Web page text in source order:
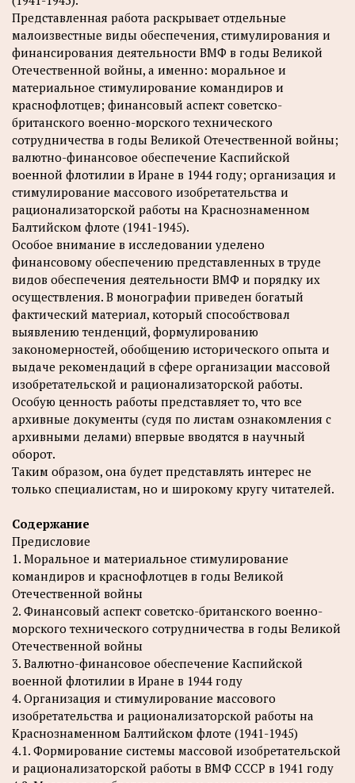
Представленная работа раскрывает отдельные
малоизвестные виды обеспечения, стимулирования и
финансирования деятельности ВМФ в годы Великой
Отечественной войны, а именно: моральное и
материальное стимулирование командиров и
краснофлотцев; финансовый аспект советско-
британского военно-морского технического
сотрудничества в годы Великой Отечественной войны;
валютно-финансовое обеспечение Каспийской
военной флотилии в Иране в 1944 году; организация и
стимулирование массового изобретательства и
рационализаторской работы на Краснознаменном
Балтийском флоте (1941-1945).
Особое внимание в исследовании уделено
финансовому обеспечению представленных в труде
видов обеспечения деятельности ВМФ и порядку их
осуществления. В монографии приведен богатый
фактический материал, который способствовал
выявлению тенденций, формулированию
закономерностей, обобщению исторического опыта и
выдаче рекомендаций в сфере организации массовой
изобретательской и рационализаторской работы.
Особую ценность работы представляет то, что все
архивные документы (судя по листам ознакомления с
архивными делами) впервые вводятся в научный
оборот.
Таким образом, она будет представлять интерес не
только специалистам, но и широкому кругу читателей.
Содержание
Предисловие
1. Моральное и материальное стимулирование
командиров и краснофлотцев в годы Великой
Отечественной войны
2. Финансовый аспект советско-британского военно-
морского технического сотрудничества в годы Великой
Отечественной войны
3. Валютно-финансовое обеспечение Каспийской
военной флотилии в Иране в 1944 году
4. Организация и стимулирование массового
изобретательства и рационализаторской работы на
Краснознаменном Балтийском флоте (1941-1945)
4.1. Формирование системы массовой изобретательской
и рационализаторской работы в ВМФ СССР в 1941 году